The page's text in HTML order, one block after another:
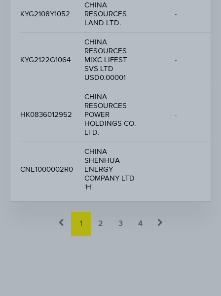
KYG2108Y1052
CHINA
RESOURCES
LAND LTD.
-
KYG2122G1064
CHINA
RESOURCES
MIXC LIFEST
SVS LTD
USD0.00001
-
HK0836012952
CHINA
RESOURCES
POWER
HOLDINGS CO.
LTD.
-
CNE1000002R0
CHINA
SHENHUA
ENERGY
COMPANY LTD
'H'
-
1 2 3 4